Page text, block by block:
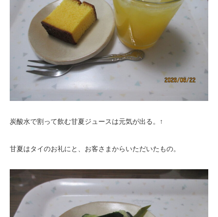
炭酸水で割って飲む甘夏ジュースは元気が出る。↑
甘夏はタイのお礼にと、お客さまからいただいたもの。